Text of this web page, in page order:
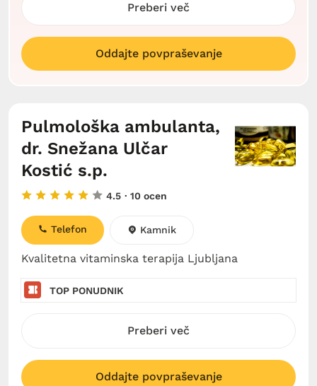
Preberi več
Oddajte povpraševanje
Pulmološka ambulanta,
dr. Snežana Ulčar
Kostić s.p.
4.5 · 10 ocen
Kvalitetna vitaminska terapija Ljubljana
Telefon Kamnik
TOP PONUDNIK
Preberi več
Oddajte povpraševanje